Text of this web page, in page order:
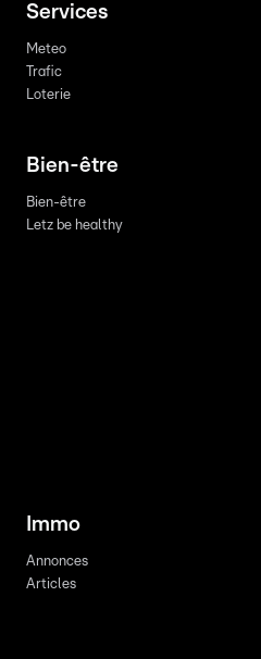
Services
Meteo
Trafic
Loterie
Bien-être
Bien-être
Letz be healthy
Immo
Annonces
Articles